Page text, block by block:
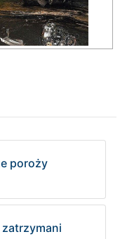
poroży
zatrzymani